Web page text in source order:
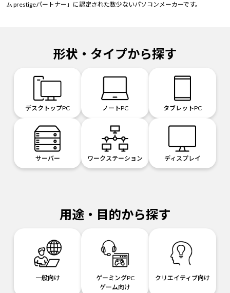
ム prestigeパートナー」に認定された数少ないパソコンメーカーです。
形状・タイプから探す
デスクトップPC ノートPC タブレットPC
サーバー ワークステーション ディスプレイ
用途・目的から探す
一般向け
ゲーミングPC
ゲーム向け
クリエイティブ向け